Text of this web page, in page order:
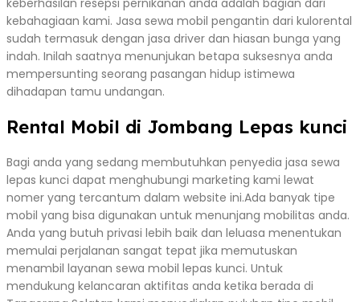
kebahagiaan kami. Jasa sewa mobil pengantin dari kulorental
sudah termasuk dengan jasa driver dan hiasan bunga yang
indah. Inilah saatnya menunjukan betapa suksesnya anda
mempersunting seorang pasangan hidup istimewa
dihadapan tamu undangan.
Rental Mobil di Jombang Lepas kunci
Bagi anda yang sedang membutuhkan penyedia jasa sewa
lepas kunci dapat menghubungi marketing kami lewat
nomer yang tercantum dalam website ini.Ada banyak tipe
mobil yang bisa digunakan untuk menunjang mobilitas anda.
Anda yang butuh privasi lebih baik dan leluasa menentukan
memulai perjalanan sangat tepat jika memutuskan
menambil layanan sewa mobil lepas kunci. Untuk
mendukung kelancaran aktifitas anda ketika berada di